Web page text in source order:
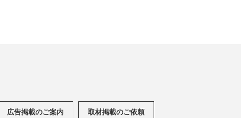
広告掲載のご案内 取材掲載のご依頼